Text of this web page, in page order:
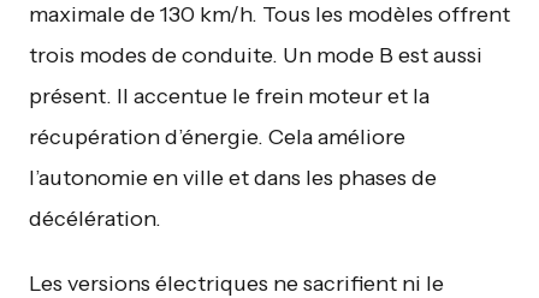
maximale de 130 km/h. Tous les modèles offrent
trois modes de conduite. Un mode B est aussi
présent. Il accentue le frein moteur et la
récupération d’énergie. Cela améliore
l’autonomie en ville et dans les phases de
décélération.
Les versions électriques ne sacrifient ni le